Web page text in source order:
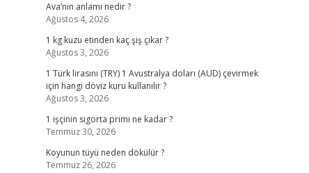
Ava’nın anlamı nedir ?
Ağustos 4, 2026
1 kg kuzu etinden kaç şiş çıkar ?
Ağustos 3, 2026
1 Türk lirasını (TRY) 1 Avustralya doları (AUD) çevirmek
için hangi döviz kuru kullanılır ?
Ağustos 3, 2026
1 işçinin sigorta primi ne kadar ?
Temmuz 30, 2026
Koyunun tüyü neden dökülür ?
Temmuz 26, 2026